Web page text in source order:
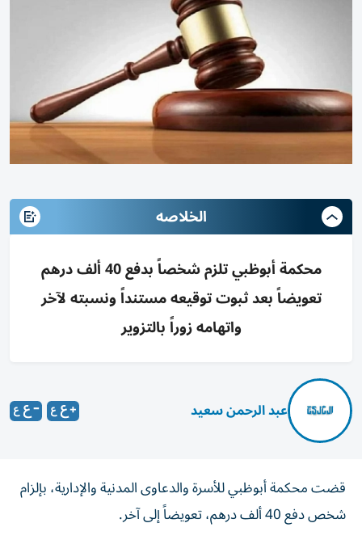
الخلاصه
محكمة أبوظبي تلزم شخصاً بدفع 40 ألف درهم
تعويضاً بعد ثبوت توقيعه مستنداً ونسبته لآخر
واتهامه زوراً بالتزوير
عبد الرحمن سعيد
قضت محكمة أبوظبي للأسرة والدعاوى المدنية والإدارية، بإلزام
شخص دفع 40 ألف درهم، تعويضاً إلى آخر.